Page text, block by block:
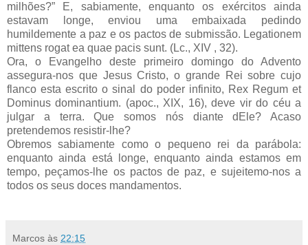
milhões?” E, sabiamente, enquanto os exércitos ainda
estavam longe, enviou uma embaixada pedindo
humildemente a paz e os pactos de submissão. Legationem
mittens rogat ea quae pacis sunt. (Lc., XIV , 32).
Ora, o Evangelho deste primeiro domingo do Advento
assegura-nos que Jesus Cristo, o grande Rei sobre cujo
flanco esta escrito o sinal do poder infinito, Rex Regum et
Dominus dominantium. (apoc., XIX, 16), deve vir do céu a
julgar a terra. Que somos nós diante dEle? Acaso
pretendemos resistir-lhe?
Obremos sabiamente como o pequeno rei da parábola:
enquanto ainda está longe, enquanto ainda estamos em
tempo, peçamos-lhe os pactos de paz, e sujeitemo-nos a
todos os seus doces mandamentos.
Marcos às 22:15